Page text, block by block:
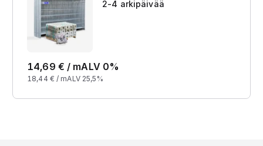
2-4 arkipäivää
14,69 € / mALV 0%
18,44 € / mALV 25,5%